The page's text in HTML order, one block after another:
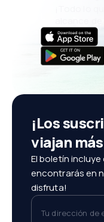
¡Todo lo
¡Los
viajan
El boletín
encontrarás en
disfruta!
Tu dirección de